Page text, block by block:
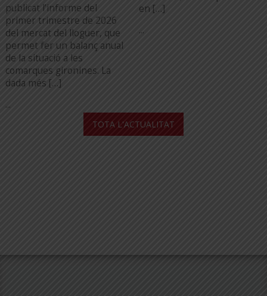
publicat l’informe del
primer trimestre de 2026
del mercat del lloguer, que
permet fer un balanç anual
de la situació a les
comarques gironines. La
dada més […]
...
en […]
...
TOTA L'ACTUALITAT